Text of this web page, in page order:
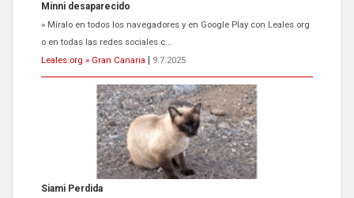
Minni desaparecido
» Míralo en todos los navegadores y en Google Play con Leales.org
o en todas las redes sociales c...
Leales.org » Gran Canaria
9.7.2025
Siami Perdida